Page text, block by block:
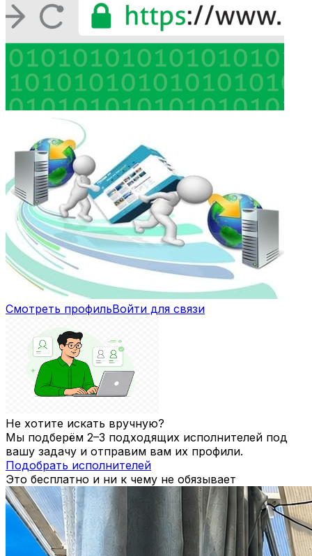
Смотреть профильВойти для связи
Не хотите искать вручную?
Мы подберём 2–3 подходящих исполнителей под
вашу задачу и отправим вам их профили.
Подобрать исполнителей
Это бесплатно и ни к чему не обязывает